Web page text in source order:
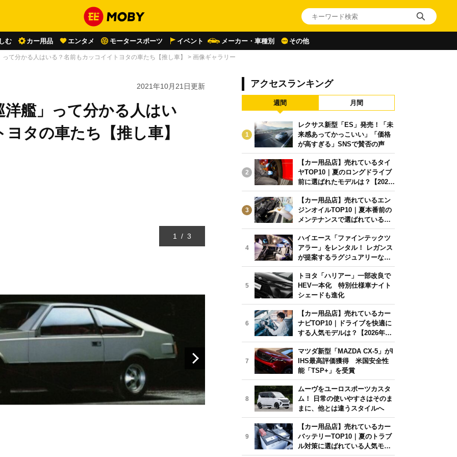
む カー用品 エンタメ モータースポーツ イベント メーカー・車種別 その他
て分かる人はいる？名前もカッコイイトヨタの車たち【推し車】 > 画像ギャラリー
2021年10月21日更新
艦」って分かる人はい
タの車たち【推し車】
1 / 3
アクセスランキング
週間 月間
1
レクサス新型「ES」発売！「未
来感あってかっこいい」「価格
が高すぎる」SNSで賛否の声
2
【カー用品店】売れているタイ
ヤTOP10｜夏のロングドライブ
前に選ばれたモデルは？【2026
年6月版】
3
【カー用品店】売れているエン
ジンオイルTOP10｜夏本番前の
メンテナンスで選ばれている人
気モデルは？【2026年6月版】
4
ハイエース「ファインテックツ
アラー」をレンタル！ レガンス
が提案するラグジュアリーな移
動体験
5
トヨタ「ハリアー」一部改良で
HEV一本化 特別仕様車ナイト
シェードも進化
6
【カー用品店】売れているカー
ナビTOP10｜ドライブを快適に
する人気モデルは？【2026年6
月版】
7
マツダ新型「MAZDA CX-5」がI
IHS最高評価獲得 米国安全性
能「TSP+」を受賞
8
ムーヴをユーロスポーツカスタ
ム！ 日常の使いやすさはそのま
まに、他とは違うスタイルへ
9
【カー用品店】売れているカー
バッテリーTOP10｜夏のトラブ
ル対策に選ばれている人気モデ